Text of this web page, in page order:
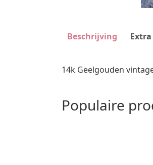
Beschrijving
14k Geelgouden
Populaire